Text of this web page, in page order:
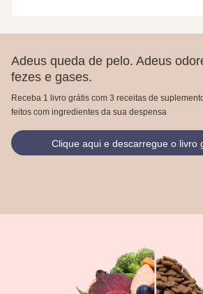
Adeus queda de pelo. Adeus
fezes e gases.
Receba 1 livro grátis com 3 receitas de
feitos com ingredientes da sua despensa
Clique aqui e descarregue o livro